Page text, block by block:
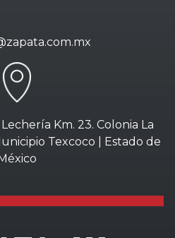
Km. 23. Colonia La
Texcoco | Estado de